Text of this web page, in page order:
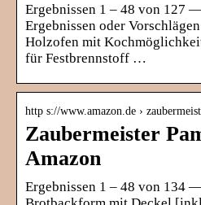
Ergebnissen 1 – 48 von 127
Ergebnissen oder
Holzofen mit
für Festbrennstoff …
http s://www.amazon.de ›
Zaubermeister
Amazon
Ergebnissen 1 – 48 von 134